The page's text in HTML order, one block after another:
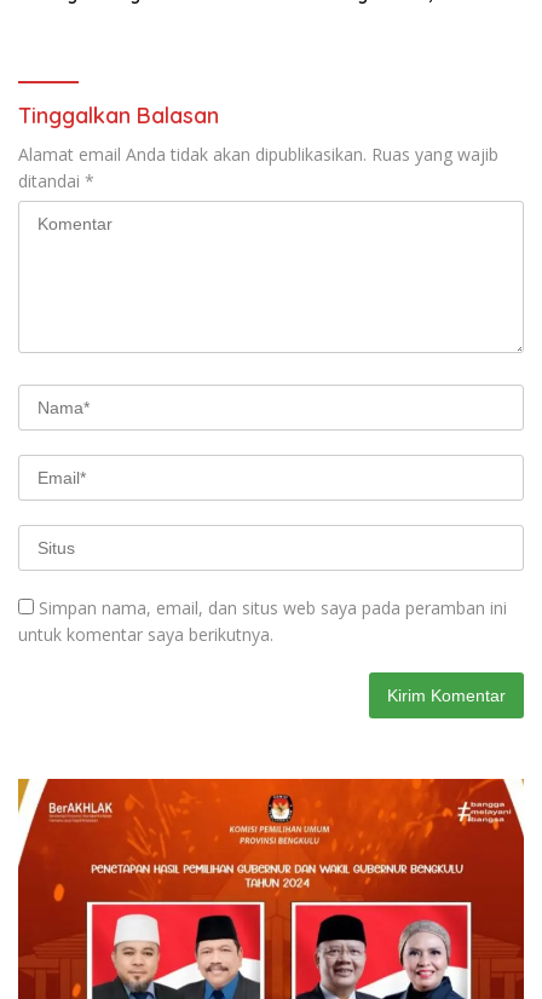
Tinggalkan Balasan
Alamat email Anda tidak akan dipublikasikan. Ruas yang wajib
ditandai *
Simpan nama, email, dan situs web saya pada peramban ini
untuk komentar saya berikutnya.